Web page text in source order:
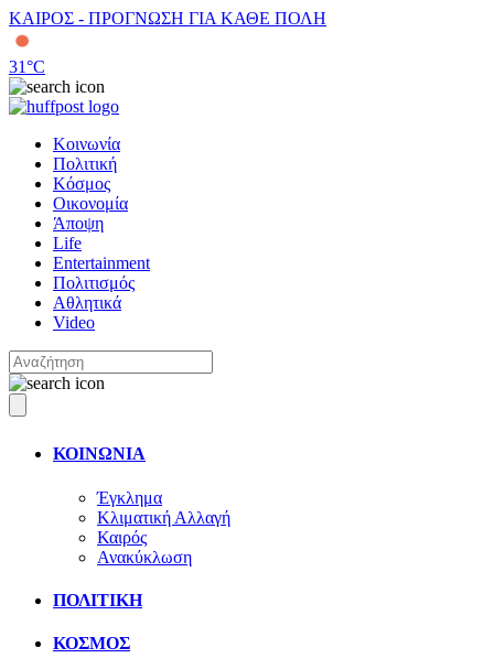
ΚΑΙΡΟΣ - ΠΡΟΓΝΩΣΗ ΓΙΑ ΚΑΘΕ ΠΟΛΗ
31°C
Κοινωνία
Πολιτική
Κόσμος
Οικονομία
Άποψη
Life
Entertainment
Πολιτισμός
Αθλητικά
Video
ΚΟΙΝΩΝΙΑ
Έγκλημα
Κλιματική Αλλαγή
Καιρός
Ανακύκλωση
ΠΟΛΙΤΙΚΗ
ΚΟΣΜΟΣ